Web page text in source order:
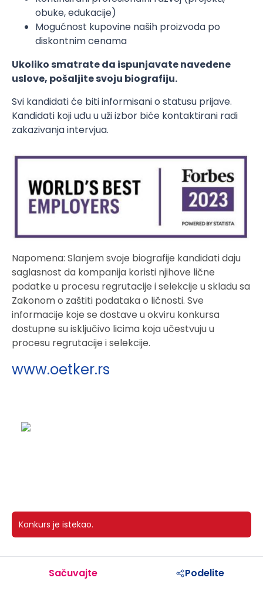
obuke, edukacije)
Mogućnost kupovine naših proizvoda po
diskontnim cenama
Ukoliko smatrate da ispunjavate navedene
uslove, pošaljite svoju biografiju.
Svi kandidati će biti informisani o statusu prijave.
Kandidati koji uđu u uži izbor biće kontaktirani radi
zakazivanja intervjua.
Napomena: Slanjem svoje biografije kandidati daju
saglasnost da kompanija koristi njihove lične
podatke u procesu regrutacije i selekcije u skladu sa
Zakonom o zaštiti podataka o ličnosti. Sve
informacije koje se dostave u okviru konkursa
dostupne su isključivo licima koja učestvuju u
procesu regrutacije i selekcije.
www.oetker.rs
Konkurs je istekao.
Sačuvajte Podelite